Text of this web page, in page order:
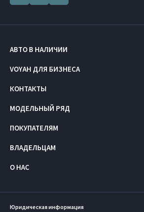
АВТО В НАЛИЧИИ
VOYAH ДЛЯ БИЗНЕСА
КОНТАКТЫ
МОДЕЛЬНЫЙ РЯД
ПОКУПАТЕЛЯМ
ВЛАДЕЛЬЦАМ
О НАС
Юридическая информация